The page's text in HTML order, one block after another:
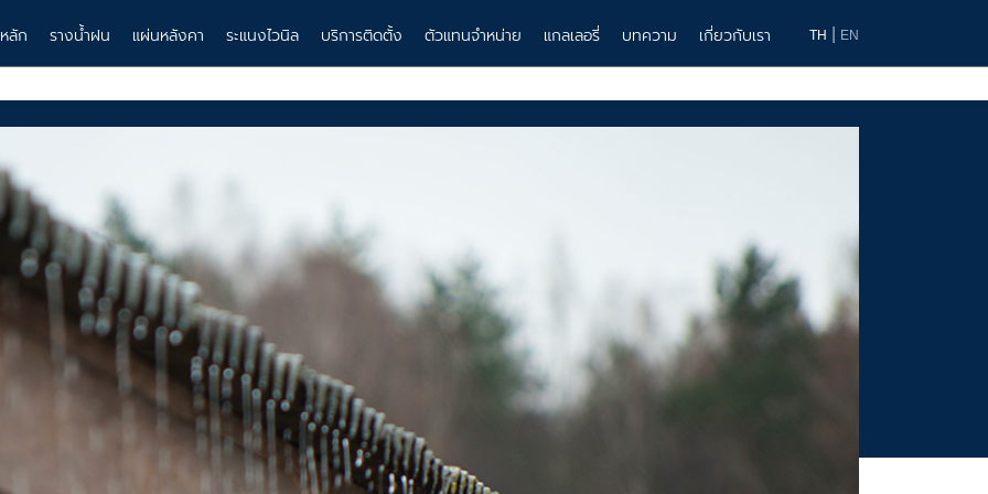
ลัก รางน้ำฝน แผ่นหลังคา ระแนงไวนิล บริการติดตั้ง ตัวแทนจำหน่าย แกลเลอรี่ บทความ เกี่ยวกับเรา TH EN